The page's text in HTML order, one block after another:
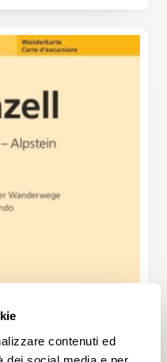
contenuti ed